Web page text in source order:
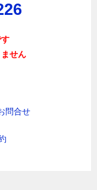
せん
問合せ